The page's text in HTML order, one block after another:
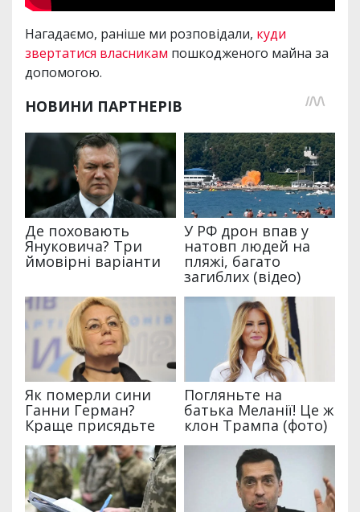
Нагадаємо, раніше ми розповідали, куди
звертатися власникам пошкодженого майна за
допомогою.